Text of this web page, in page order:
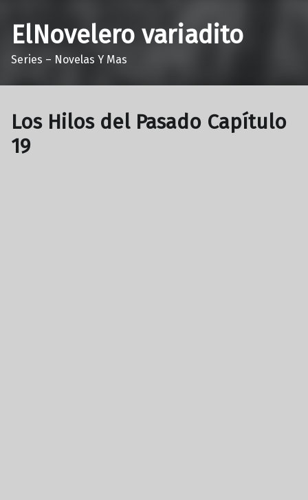
ElNovelero variadito
Series – Novelas Y Mas
Los Hilos del Pasado Capítulo
19